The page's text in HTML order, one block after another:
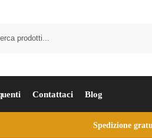
Contattaci Blog
Spedizione